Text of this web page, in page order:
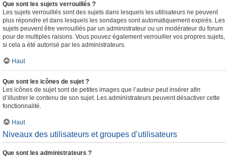
Que sont les sujets verrouillés ?
Les sujets verrouillés sont des sujets dans lesquels les utilisateurs ne peuvent
plus répondre et dans lesquels les sondages sont automatiquement expirés. Les
sujets peuvent être verrouillés par un administrateur ou un modérateur du forum
pour de multiples raisons. Vous pouvez également verrouiller vos propres sujets,
si cela a été autorisé par les administrateurs.
Haut
Que sont les icônes de sujet ?
Les icônes de sujet sont de petites images que l’auteur peut insérer afin
d’illustrer le contenu de son sujet. Les administrateurs peuvent désactiver cette
fonctionnalité.
Haut
Niveaux des utilisateurs et groupes d’utilisateurs
Que sont les administrateurs ?